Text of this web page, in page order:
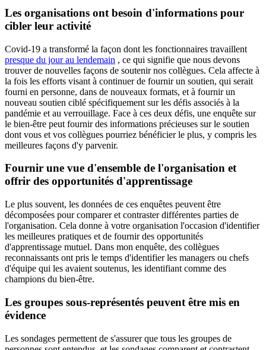
Les organisations ont besoin d'informations pour
cibler leur activité
Covid-19 a transformé la façon dont les fonctionnaires travaillent
presque du jour au lendemain , ce qui signifie que nous devons
trouver de nouvelles façons de soutenir nos collègues. Cela affecte à
la fois les efforts visant à continuer de fournir un soutien, qui serait
fourni en personne, dans de nouveaux formats, et à fournir un
nouveau soutien ciblé spécifiquement sur les défis associés à la
pandémie et au verrouillage. Face à ces deux défis, une enquête sur
le bien-être peut fournir des informations précieuses sur le soutien
dont vous et vos collègues pourriez bénéficier le plus, y compris les
meilleures façons d'y parvenir.
Fournir une vue d'ensemble de l'organisation et
offrir des opportunités d'apprentissage
Le plus souvent, les données de ces enquêtes peuvent être
décomposées pour comparer et contraster différentes parties de
l'organisation. Cela donne à votre organisation l'occasion d'identifier
les meilleures pratiques et de fournir des opportunités
d'apprentissage mutuel. Dans mon enquête, des collègues
reconnaissants ont pris le temps d'identifier les managers ou chefs
d'équipe qui les avaient soutenus, les identifiant comme des
champions du bien-être.
Les groupes sous-représentés peuvent être mis en
évidence
Les sondages permettent de s'assurer que tous les groupes de